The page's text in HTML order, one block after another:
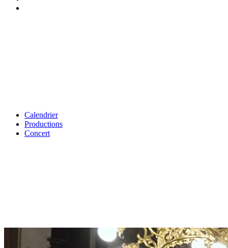
Calendrier
Productions
Concert